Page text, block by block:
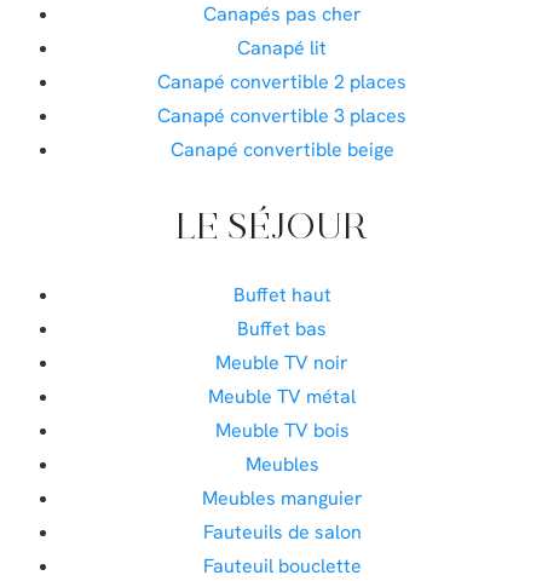
Canapés pas cher
Canapé lit
Canapé convertible 2 places
Canapé convertible 3 places
Canapé convertible beige
LE SÉJOUR
Buffet haut
Buffet bas
Meuble TV noir
Meuble TV métal
Meuble TV bois
Meubles
Meubles manguier
Fauteuils de salon
Fauteuil bouclette